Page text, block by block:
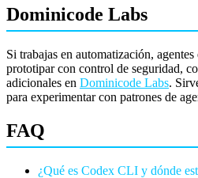
Dominicode Labs
Si trabajas en automatización,
prototipar con control de seguridad,
adicionales en Dominicode Labs.
para experimentar con patrones de
FAQ
¿Qué es Codex CLI y dónde